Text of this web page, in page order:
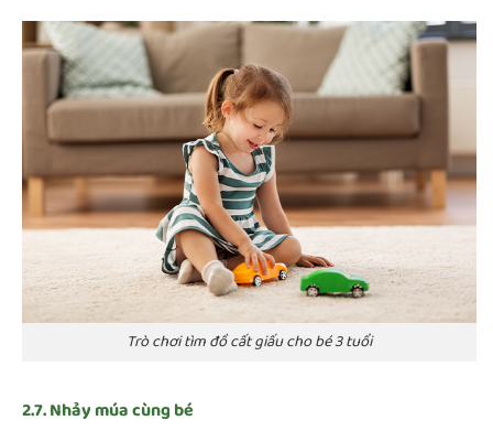
Trò chơi tìm đồ cất giấu cho bé 3 tuổi
2.7. Nhảy múa cùng bé